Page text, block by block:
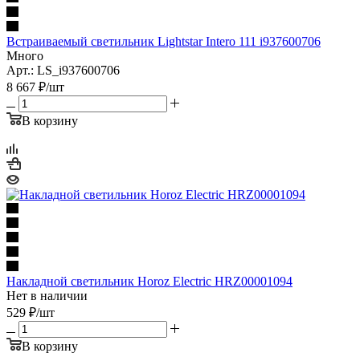
Встраиваемый светильник Lightstar Intero 111 i937600706
Много
Арт.: LS_i937600706
8 667 ₽/шт
В корзину
Накладной светильник Horoz Electric HRZ00001094
Нет в наличии
529 ₽/шт
В корзину